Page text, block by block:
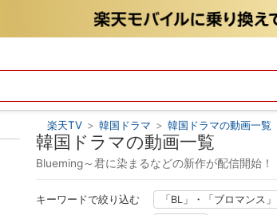
楽天TV > 韓国ドラマ > 韓国ドラマの動画一覧
韓国ドラマの動画一覧
Blueming～君に染まるなどの新作が配信開始！
キーワードで絞り込む 「BL」・「ブロマンス